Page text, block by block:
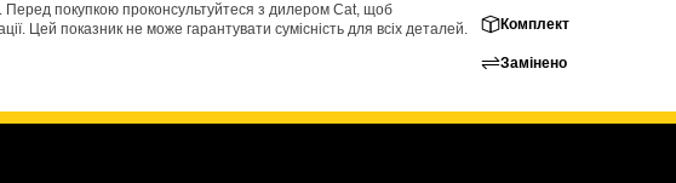
Перед покупкою проконсультуйтеся з дилером Cat, щоб
Цей показник не може гарантувати сумісність для всіх деталей.
Комплект
Замінено